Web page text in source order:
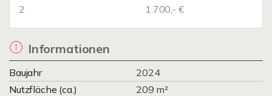
2
1.700,- €
Informationen
Baujahr
2024
Nutzfläche (ca.)
209 m²